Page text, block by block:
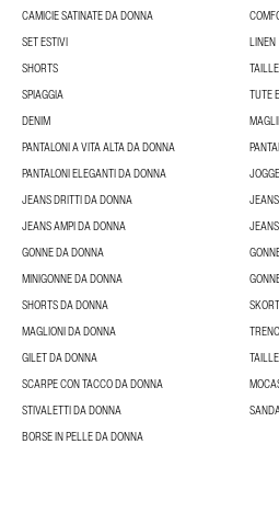
CAMICIE SATINATE DA DONNA
SET ESTIVI
LINEN
SHORTS
SPIAGGIA
TUTE
DENIM
PANTALONI A VITA ALTA DA DONNA
PANTALONI ELEGANTI DA DONNA
JEANS DRITTI DA DONNA
JEANS AMPI DA DONNA
GONNE DA DONNA
MINIGONNE DA DONNA
SHORTS DA DONNA
MAGLIONI DA DONNA
GILET DA DONNA
SCARPE CON TACCO DA DONNA
STIVALETTI DA DONNA
BORSE IN PELLE DA DONNA